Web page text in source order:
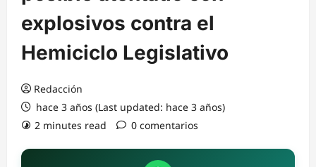
explosivos contra el
Hemiciclo Legislativo
Redacción
hace 3 años (Last updated: hace 3 años)
2 minutes read
0 comentarios